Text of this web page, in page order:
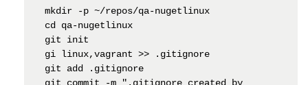
mkdir -p ~/repos/qa-nugetlinux
cd qa-nugetlinux
git init
gi linux,vagrant >> .gitignore
git add .gitignore